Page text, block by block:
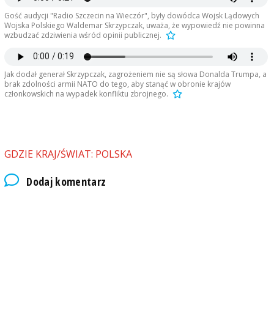
Gość audycji "Radio Szczecin na Wieczór", były dowódca Wojsk Lądowych
Wojska Polskiego Waldemar Skrzypczak, uważa, że wypowiedź nie powinna
wzbudzać zdziwienia wśród opinii publicznej.
Jak dodał generał Skrzypczak, zagrożeniem nie są słowa Donalda Trumpa, a
brak zdolności armii NATO do tego, aby stanąć w obronie krajów
członkowskich na wypadek konfliktu zbrojnego.
GDZIE KRAJ/ŚWIAT: POLSKA
Dodaj komentarz